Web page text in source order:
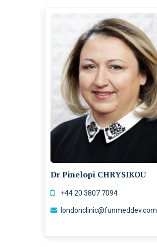
Dr Pinelopi CHRYSIKOU
+44 20 3807 7094
londonclinic@funmeddev.com